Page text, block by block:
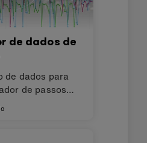
de dados de
de dados para
de passos